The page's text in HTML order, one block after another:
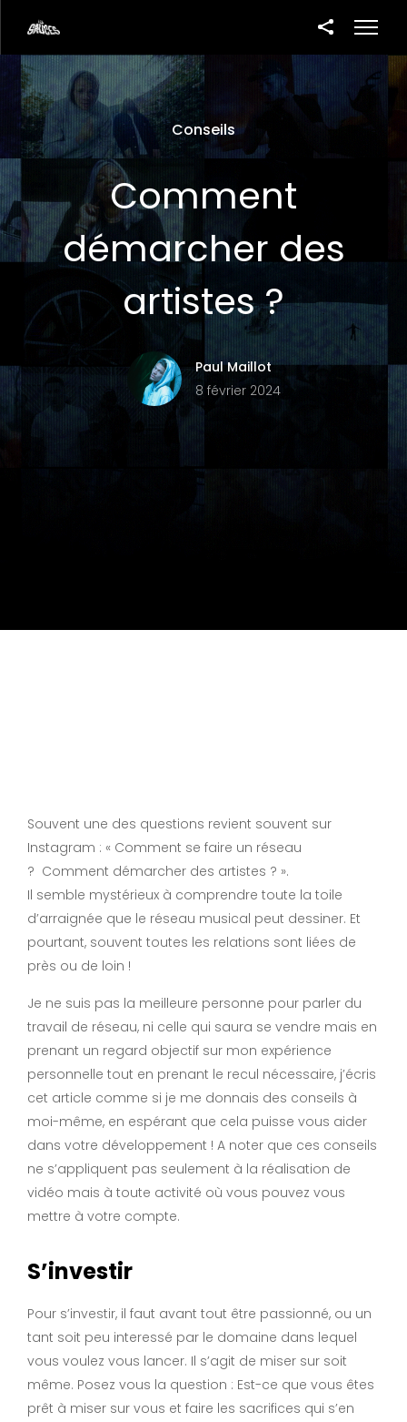
Conseils
Comment
démarcher des
artistes ?
Paul Maillot
8 février 2024
Souvent une des questions revient souvent sur
Instagram : « Comment se faire un réseau
? Comment démarcher des artistes ? ».
Il semble mystérieux à comprendre toute la toile
d’arraignée que le réseau musical peut dessiner. Et
pourtant, souvent toutes les relations sont liées de
près ou de loin !
Je ne suis pas la meilleure personne pour parler du
travail de réseau, ni celle qui saura se vendre mais en
prenant un regard objectif sur mon expérience
personnelle tout en prenant le recul nécessaire, j’écris
cet article comme si je me donnais des conseils à
moi-même, en espérant que cela puisse vous aider
dans votre développement ! A noter que ces conseils
ne s’appliquent pas seulement à la réalisation de
vidéo mais à toute activité où vous pouvez vous
mettre à votre compte.
S’investir
Pour s’investir, il faut avant tout être passionné, ou un
tant soit peu interessé par le domaine dans lequel
vous voulez vous lancer. Il s’agit de miser sur soit
même. Posez vous la question : Est-ce que vous êtes
prêt à miser sur vous et faire les sacrifices qui s’en